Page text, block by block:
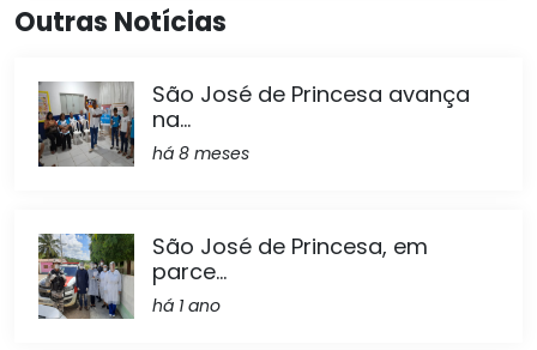
Outras Notícias
São José de Princesa avança
na...
há 8 meses
São José de Princesa, em
parce...
há 1 ano